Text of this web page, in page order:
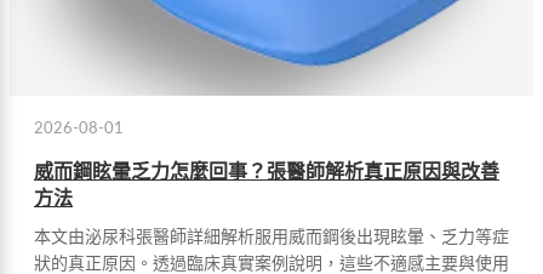
2026-08-01
威而鋼眩暈乏力怎麼回事？張醫師解析真正原因與改善
方法
本文由泌尿科張醫師詳細解析服用威而鋼後出現眩暈、乏力等症
狀的真正原因。透過臨床真實案例說明，這些不適感主要與使用